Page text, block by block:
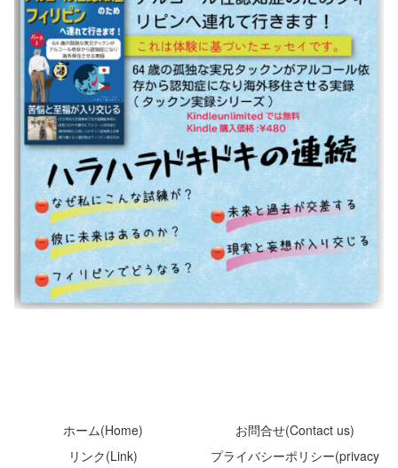
ホーム(Home)
お問合せ(Contact us)
リンク(Link)
プライバシーポリシー(privacy